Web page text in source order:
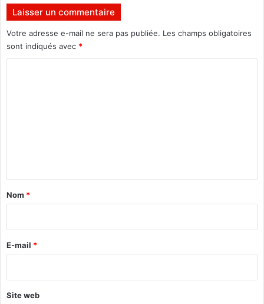
s
Laisser un commentaire
Votre adresse e-mail ne sera pas publiée. Les champs obligatoires
sont indiqués avec *
a
e
Nom *
E-mail *
Site web